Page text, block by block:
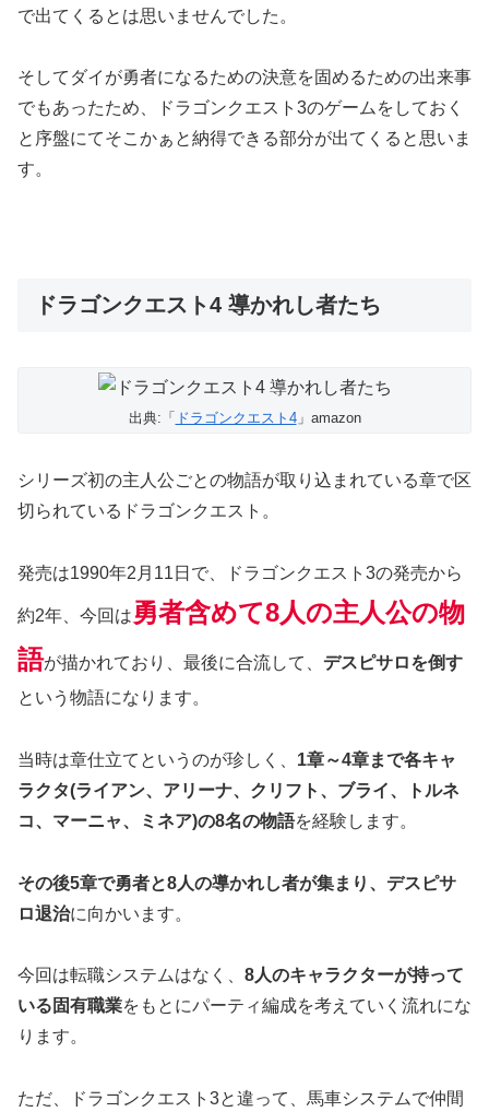
で出てくるとは思いませんでした。
そしてダイが勇者になるための決意を固めるための出来事
でもあったため、ドラゴンクエスト3のゲームをしておく
と序盤にてそこかぁと納得できる部分が出てくると思いま
す。
ドラゴンクエスト4 導かれし者たち
出典:「 ドラゴンクエスト4」amazon
シリーズ初の主人公ごとの物語が取り込まれている章で区
切られているドラゴンクエスト。
発売は1990年2月11日で、ドラゴンクエスト3の発売から
約2年、今回は 勇者含めて8人の主人公の物
語が描かれており、最後に合流して、 デスピサロを倒す
という物語になります。
当時は章仕立てというのが珍しく、 1章～4章まで各キャ
ラクタ(ライアン、アリーナ、クリフト、ブライ、トルネ
コ、マーニャ、ミネア)の8名の物語を経験します。
その後5章で勇者と8人の導かれし者が集まり、デスピサ
ロ退治に向かいます。
今回は転職システムはなく、 8人のキャラクターが持って
いる固有職業をもとにパーティ編成を考えていく流れにな
ります。
ただ、ドラゴンクエスト3と違って、馬車システムで仲間